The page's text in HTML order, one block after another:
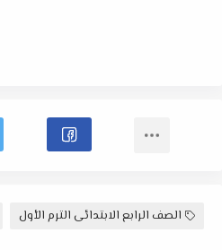
الصف الرابع الابتدائى الترم الأول